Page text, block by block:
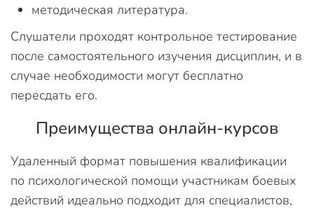
методическая литература.
Слушатели проходят контрольное тестирование
после самостоятельного изучения дисциплин, и в
случае необходимости могут бесплатно
пересдать его.
Преимущества онлайн-курсов
Удаленный формат повышения квалификации
по психологической помощи участникам боевых
действий идеально подходит для специалистов,